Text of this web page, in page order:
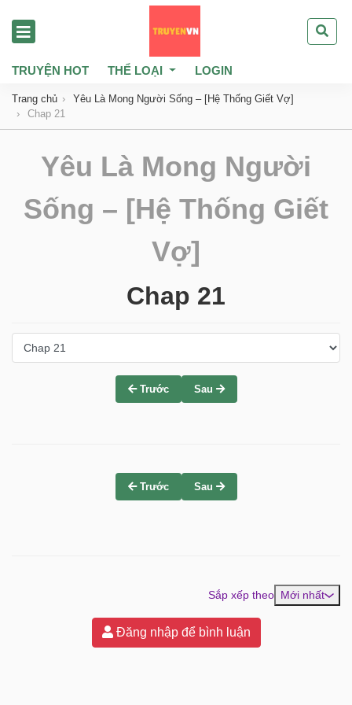
TRUYỆN HOT THỂ LOẠI LOGIN
Trang chủ
Yêu Là Mong Người Sống – [Hệ Thống Giết Vợ]
Chap 21
Yêu Là Mong Người
Sống – [Hệ Thống Giết
Vợ]
Chap 21
Trước Sau
Trước Sau
Sắp xếp theo Mới nhất
Đăng nhập để bình luận